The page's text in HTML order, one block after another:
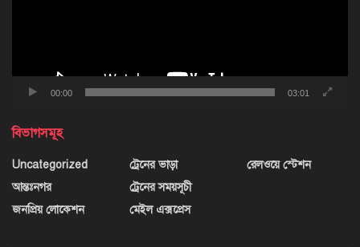
00:00 03:01
বিভাগসমূহ
Uncategorized
আন্তঃনগর
জনপ্রিয় লোকেশন
ট্রেনের ভাড়া
ট্রেনের সময়সূচী
মেইল এক্সপ্রেস
রেলওয়ে স্টেশন